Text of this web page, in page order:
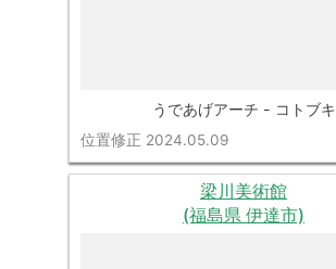
うであげアーチ - コトブキ
位置修正 2024.05.09
梁川美術館
(福島県 伊達市)